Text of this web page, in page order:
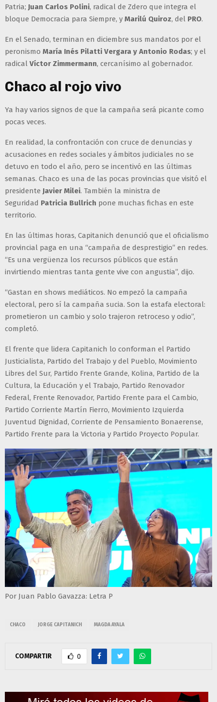
Patria; Juan Carlos Polini, radical de Zdero que integra el
bloque Democracia para Siempre, y Marilú Quiroz, del PRO.
En el Senado, terminan en diciembre sus mandatos por el
peronismo María Inés Pilatti Vergara y Antonio Rodas; y el
radical Víctor Zimmermann, cercanísimo al gobernador.
Chaco al rojo vivo
Ya hay varios signos de que la campaña será picante como
pocas veces.
En realidad, la confrontación con cruce de denuncias y
acusaciones en redes sociales y ámbitos judiciales no se
detuvo en todo el año, pero se incentivó en las últimas
semanas. Chaco es una de las pocas provincias que visitó el
presidente Javier Milei. También la ministra de
Seguridad Patricia Bullrich pone muchas fichas en este
territorio.
En las últimas horas, Capitanich denunció que el oficialismo
provincial paga en una “campaña de desprestigio” en redes.
“Es una vergüenza los recursos públicos que están
invirtiendo mientras tanta gente vive con angustia”, dijo.
“Gastan en shows mediáticos. No empezó la campaña
electoral, pero sí la campaña sucia. Son la estafa electoral:
prometieron un cambio y solo trajeron retroceso y odio”,
completó.
El frente que lidera Capitanich lo conforman el Partido
Justicialista, Partido del Trabajo y del Pueblo, Movimiento
Libres del Sur, Partido Frente Grande, Kolina, Partido de la
Cultura, la Educación y el Trabajo, Partido Renovador
Federal, Frente Renovador, Partido Frente para el Cambio,
Partido Corriente Martín Fierro, Movimiento Izquierda
Juventud Dignidad, Corriente de Pensamiento Bonaerense,
Partido Frente para la Victoria y Partido Proyecto Popular.
Por Juan Pablo Gavazza: Letra P
CHACO JORGE CAPITANICH MAGDA AYALA
COMPARTIR 0